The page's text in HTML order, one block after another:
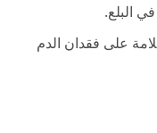
البلع.
على فقدان الدم